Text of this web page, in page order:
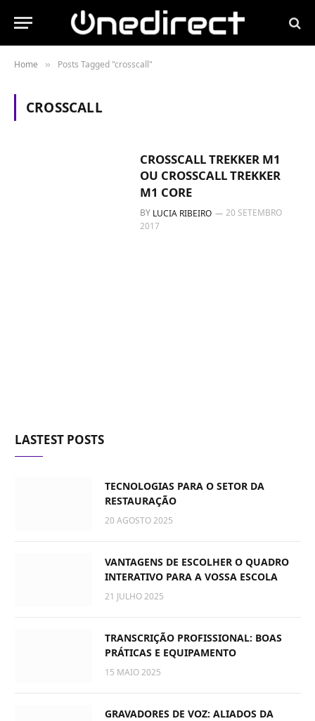
Home » Posts Tagged "crosscall"
CROSSCALL
CROSSCALL TREKKER M1
OU CROSSCALL TREKKER
M1 CORE
BY LUCIA RIBEIRO
20 SETEMBRO
2017
LASTEST POSTS
TECNOLOGIAS PARA O SETOR DA
RESTAURAÇÃO
20 AGOSTO 2025
VANTAGENS DE ESCOLHER O QUADRO
INTERATIVO PARA A VOSSA ESCOLA
21 JULHO 2025
TRANSCRIÇÃO PROFISSIONAL: BOAS
PRÁTICAS E EQUIPAMENTO
15 MAIO 2025
GRAVADORES DE VOZ: ALIADOS DA